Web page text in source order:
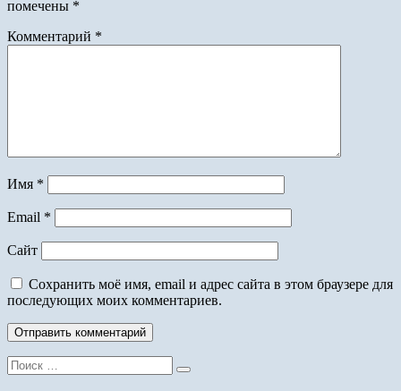
помечены *
Комментарий *
Имя *
Email *
Сайт
Сохранить моё имя, email и адрес сайта в этом браузере для
последующих моих комментариев.
Поиск
для: